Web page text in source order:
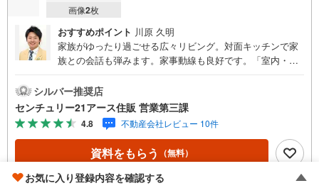
画像2枚
おすすめポイント 川原 久明
家族がゆったり過ごせる広々リビング。対面キッチンで家
族との会話も弾みます。家事動線も良好です。「室内・現
ーズになります。【センチュリー21アース住販のポイン
ト】◆センチュリオン獲得店舗◆全国約970店舗あるセンチ
ュリー21のお店。その中でも、アメリカ本部が設ける一定
基準を満たした、上位4％しか受賞できない賞。それが「セ
ンチュリオン」です。弊社はそのセンチュリオンを2002年
から欠かすことなく取り続けております。◆住宅ローン相
談会◆お客様にあった無理のない住宅ローンの試算やご購
入の際に実際かかる諸費用の概算も行っております。人生
シルバー推奨店
センチュリー21アース住販 営業第三課
4.8 不動産会社レビュー 10件
資料をもらう （無料）
電話する
お気に入り登録内容を確認する